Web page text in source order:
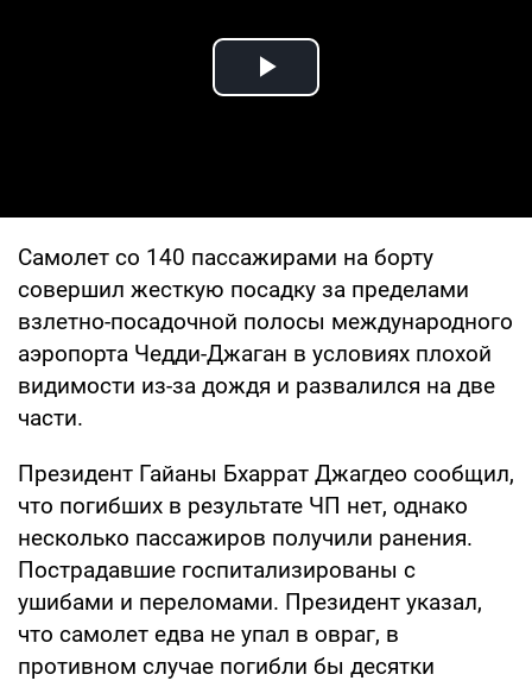
Play Video
Самолет со 140 пассажирами на борту
совершил жесткую посадку за пределами
взлетно-посадочной полосы международного
аэропорта Чедди-Джаган в условиях плохой
видимости из-за дождя и развалился на две
части.
Президент Гайаны Бхаррат Джагдео сообщил,
что погибших в результате ЧП нет, однако
несколько пассажиров получили ранения.
Пострадавшие госпитализированы с
ушибами и переломами. Президент указал,
что самолет едва не упал в овраг, в
противном случае погибли бы десятки